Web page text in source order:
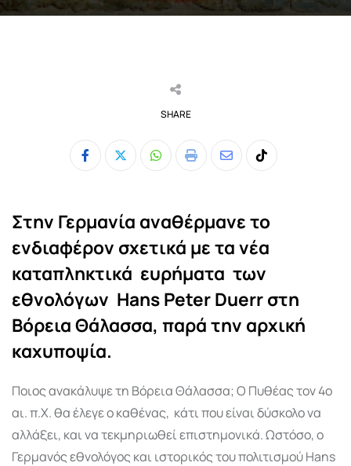
SHARE
Whatsapp
Print
ShareTiktok
Στην Γερμανία αναθέρμανε το
ενδιαφέρον σχετικά με τα νέα
καταπληκτικά ευρήματα των
εθνολόγων Hans Peter Duerr στη
Βόρεια Θάλασσα, παρά την αρχική
καχυποψία.
Ποιος ανακάλυψε τη Βόρεια Θάλασσα; O Πυθέας τον 4ο
αι. π.Χ. θα έλεγε ο καθένας, κάτι που είναι δύσκολο να
αλλάξει, και να τεκμηριωθεί επιστημονικά. Ωστόσο, ο
Γερμανός εθνολόγος και ιστορικός του πολιτισμού Hans